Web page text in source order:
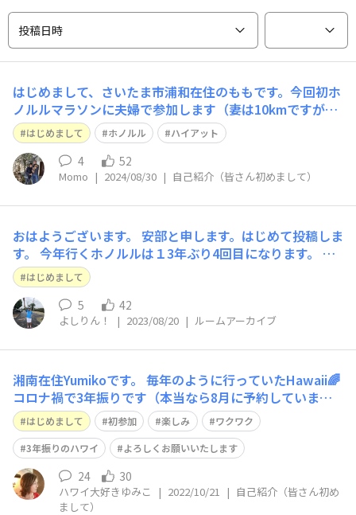
投稿日時
はじめまして、さいたま市浦和在住のももです。今回初ホ
ノルルマラソンに夫婦で参加します（妻は10kmですが）
65才ですので時間は気にせず、先ずは思い切りホノルル
マラソンを楽しもうと思っています😆 皆さまよろしくお
願いします
はじめまして ホノルル ハイアット
4 52
Momo | 2024/08/30 | 自己紹介（皆さん初めまして）
おはようございます。 安部と申します。はじめて投稿しま
す。 今年行くホノルルは１3年ぶり4回目になります。 ラ
ンニング歴は２１年です。 円安が気になりますが、今年
ホノルルに行く方一緒に楽しみましょう。
はじめまして
5 42
よしりん！ | 2023/08/20 | ルームアーカイブ
湘南在住Yumikoです。 毎年のように行っていたHawaii🌈
コロナ禍で3年振りです（本当なら8月に予約していまし
たがコロナに感染してキャンセルしました） 憧れだった
ホノルルマラソン🏃‍♀️それも50回記念✨ 色々教えてくださ
い。どうぞよろしくお願いいたします。
はじめまして 初参加 楽しみ
ワクワク
3年振りのハワイ
よろしくお願いいたします
24 30
ハワイ大好きゆみこ | 2022/10/21 | 自己紹介（皆さん初め
まして）